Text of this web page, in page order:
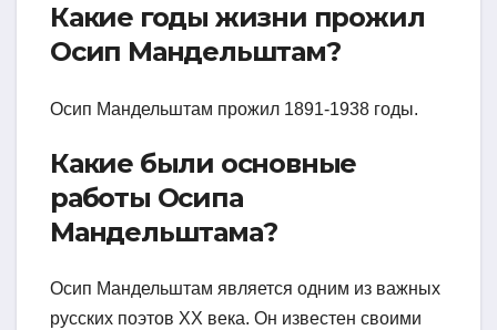
Какие годы жизни прожил
Осип Мандельштам?
Осип Мандельштам прожил 1891-1938 годы.
Какие были основные
работы Осипа
Мандельштама?
Осип Мандельштам является одним из важных
русских поэтов XX века. Он известен своими